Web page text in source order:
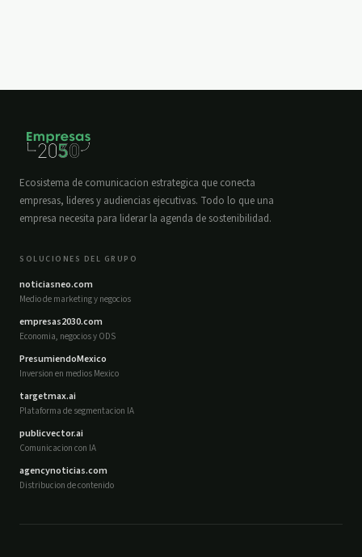
Ecosistema de comunicacion estrategica que conecta
empresas, lideres y audiencias ejecutivas. Todo lo que una
empresa necesita para liderar la agenda de sostenibilidad.
SOLUCIONES DEL GRUPO
noticiasneo.com
Medio de marketing y negocios
empresas2030.com
Economia, negocios y ODS
PresumiendoMexico
Inversion en medios Mexico
targetmax.ai
Plataforma de segmentacion IA
publicvector.ai
Comunicacion con IA
agencynoticias.com
Distribucion de contenido